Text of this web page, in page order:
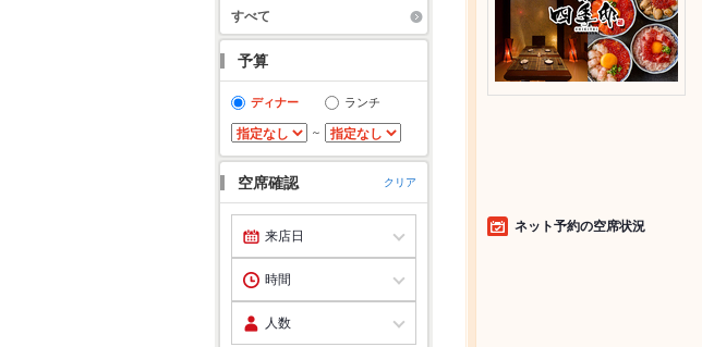
すべて
予算
ディナー ランチ
～
空席確認 クリア
ネット予約の空席状況